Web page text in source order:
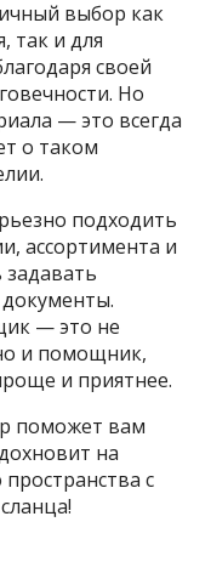
выбор как
так и для
своей
Но
— это всегда
о таком
подходить
ассортимента и
задавать
— это не
и помощник,
и приятнее.
поможет вам
на
с